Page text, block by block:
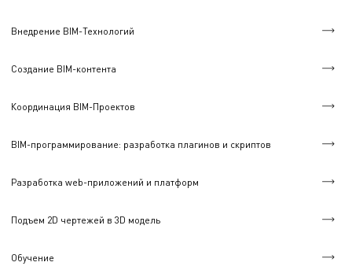
Внедрение BIM-Технологий
Создание BIM-контента
Координация BIM-Проектов
BIM-программирование: разработка плагинов и скриптов
Разработка web-приложений и платформ
Подъем 2D чертежей в 3D модель
Обучение